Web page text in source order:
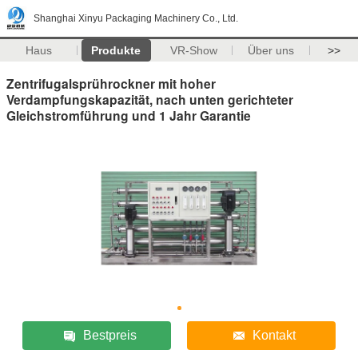
Shanghai Xinyu Packaging Machinery Co., Ltd.
Haus Produkte VR-Show Über uns >>
Zentrifugalsprührockner mit hoher
Verdampfungskapazität, nach unten gerichteter
Gleichstromführung und 1 Jahr Garantie
Bestpreis Kontakt